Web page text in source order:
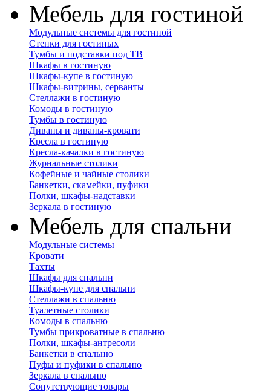
Мебель для гостиной
Модульные системы для гостиной
Стенки для гостиных
Тумбы и подставки под ТВ
Шкафы в гостиную
Шкафы-купе в гостиную
Шкафы-витрины, серванты
Стеллажи в гостиную
Комоды в гостиную
Тумбы в гостиную
Диваны и диваны-кровати
Кресла в гостиную
Кресла-качалки в гостиную
Журнальные столики
Кофейные и чайные столики
Банкетки, скамейки, пуфики
Полки, шкафы-надставки
Зеркала в гостиную
Мебель для спальни
Модульные системы
Кровати
Тахты
Шкафы для спальни
Шкафы-купе для спальни
Стеллажи в спальню
Туалетные столики
Комоды в спальню
Тумбы прикроватные в спальню
Полки, шкафы-антресоли
Банкетки в спальню
Пуфы и пуфики в спальню
Зеркала в спальню
Сопутствующие товары